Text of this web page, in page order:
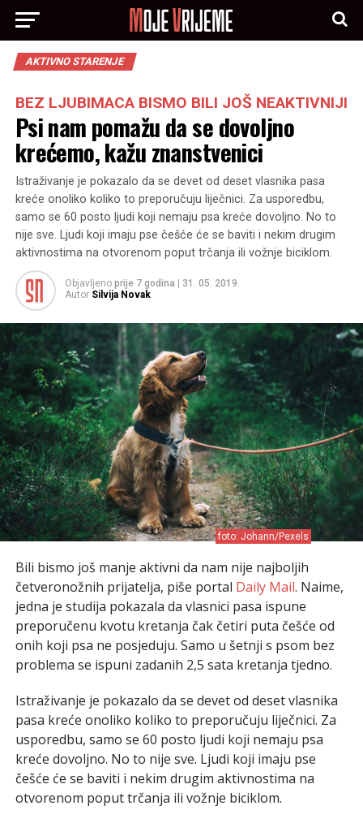
AKTIVNO STARENJE
BEZ LJUBIMACA BISMO BILI JOŠ NEAKTIVNIJI
Psi nam pomažu da se dovoljno
krećemo, kažu znanstvenici
Istraživanje je pokazalo da se devet od deset vlasnika pasa
kreće onoliko koliko to preporučuju liječnici. Za usporedbu,
samo se 60 posto ljudi koji nemaju psa kreće dovoljno. No to
nije sve. Ljudi koji imaju pse češće će se baviti i nekim drugim
aktivnostima na otvorenom poput trčanja ili vožnje biciklom.
Objavljeno prije 7 godina
31. 05. 2019.
Autor Silvija Novak
foto: Johann/Pexels
Bili bismo još manje aktivni da nam nije najboljih
četveronožnih prijatelja, piše portal Daily Mail. Naime,
jedna je studija pokazala da vlasnici pasa ispune
preporučenu kvotu kretanja čak četiri puta češće od
onih koji psa ne posjeduju. Samo u šetnji s psom bez
problema se ispuni zadanih 2,5 sata kretanja tjedno.
Istraživanje je pokazalo da se devet od deset vlasnika
pasa kreće onoliko koliko to preporučuju liječnici. Za
usporedbu, samo se 60 posto ljudi koji nemaju psa
kreće dovoljno. No to nije sve. Ljudi koji imaju pse
češće će se baviti i nekim drugim aktivnostima na
otvorenom poput trčanja ili vožnje biciklom.